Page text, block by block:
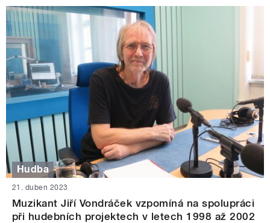
Hudba
21. duben 2023
Muzikant Jiří Vondráček vzpomíná na spolupráci
při hudebních projektech v letech 1998 až 2002